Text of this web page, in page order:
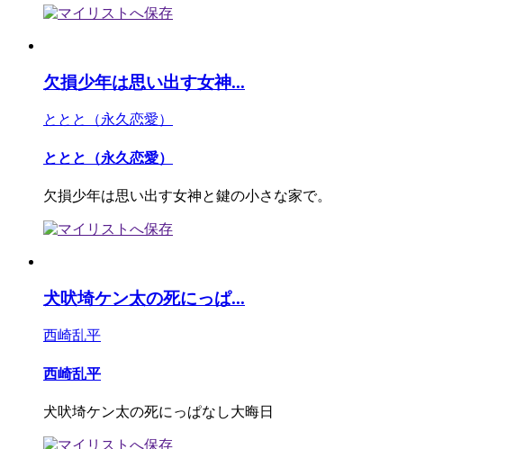
欠損少年は思い出す女神...
ととと（永久恋愛）
ととと（永久恋愛）
欠損少年は思い出す女神と鍵の小さな家で。
犬吠埼ケン太の死にっぱ...
西崎乱平
西崎乱平
犬吠埼ケン太の死にっぱなし大晦日